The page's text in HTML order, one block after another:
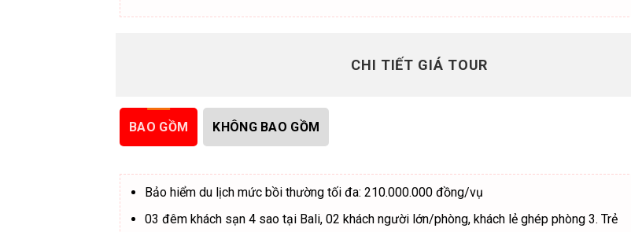
CHI TIẾT GIÁ TOUR
BAO GỒM KHÔNG BAO GỒM
Bảo hiểm du lịch mức bồi thường tối đa: 210.000.000 đồng/vụ
03 đêm khách sạn 4 sao tại Bali, 02 khách người lớn/phòng, khách lẻ ghép phòng 3. Trẻ